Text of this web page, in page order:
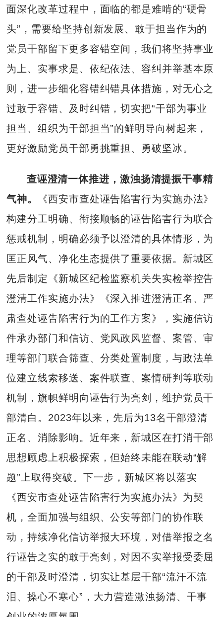
面深化改革过程中，面临的都是难啃的“硬骨
头”，需要给坚持创新发展、敢于担当作为的
党员干部留下更多容错空间，我们将坚持事业
为上、实事求是、依纪依法、容纠并举基本原
则，进一步细化容错纠错具体措施，对无心之
过敢于容错、及时纠错，切实把“干部为事业
担当、组织为干部担当”的鲜明导向树起来，
更好激励党员干部勇挑重担、勇破坚冰。
查诬澄清一体推进，激浊扬清提振干事精
气神。
《西安市查处诬告陷害行为实施办法》
构建分工明确、衔接顺畅的诬告陷害行为联合
惩戒机制，明确必须予以澄清的具体情形，为
匡正风气、净化生态提供了重要依据。新城区
先后制定《新城区纪检监察机关失实检举控告
澄清工作实施办法》《深入推进澄清正名、严
肃查处诬告陷害行为的工作方案》，实施信访
件承办部门和信访、党风政风监督、案管、审
理等部门联合筛查、分类处置制度，与政法单
位建立线索移送、案件联查、案情研判等联动
机制，旗帜鲜明向诬告行为亮剑，维护党员干
部清白。2023年以来，先后为13名干部澄清
正名、消除影响。近年来，新城区在打消干部
思想顾虑上积极探索，但始终未能在联动“解
题”上取得突破。下一步，新城区将以落实
《西安市查处诬告陷害行为实施办法》为契
机，全面加强与组织、公安等部门的协作联
动，持续净化信访举报大环境，对借举报之名
行诬告之实的敢于亮剑，对因不实举报受委屈
的干部及时澄清，切实让基层干部“流汗不流
泪、操心不寒心”，大力营造激浊扬清、干事